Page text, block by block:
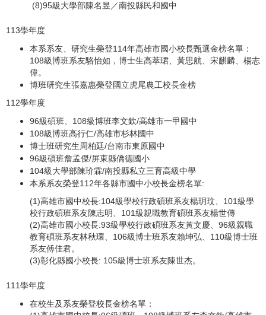
(8)95級大學部陳名昱／南投縣民和國中
113學年度
本系系友、研究生榮登114年高雄市國小校長甄選金榜名單：
108級博班系友駱怡如，博士生高萃珺、黃思航、宋麒麟、楊志
偉。
博班研究生張嘉惠榮登國立虎尾農工校長金榜
112學年度
96級碩班、108級博班李文欽/高雄市一甲國中
108級博班高行仁/高雄市杉林國中
博士班研究生周柏廷/台南市東原國中
96級碩班詹孟傑/屏東縣僑德國小
104級大學部陳玠霖/南投縣私立三育高級中學
本系系友榮登112年各縣市國中小校長金榜名單:
(1)高雄市國中校長:104級學校行政碩班系友楊玥玟、101級學
校行政碩班系友陳志明、101級親職教育碩班系友楊世傳
(2)高雄市國小校長:93級學校行政碩班系友黃文慶、96級親職
教育碩班系友林秋環、106級博士班系友賴坤弘、110級博士班
系友傅佳君。
(3)彰化縣國小校長: 105級博士班系友陳世杰。
111學年度
在校生及系友榮登校長金榜名單：